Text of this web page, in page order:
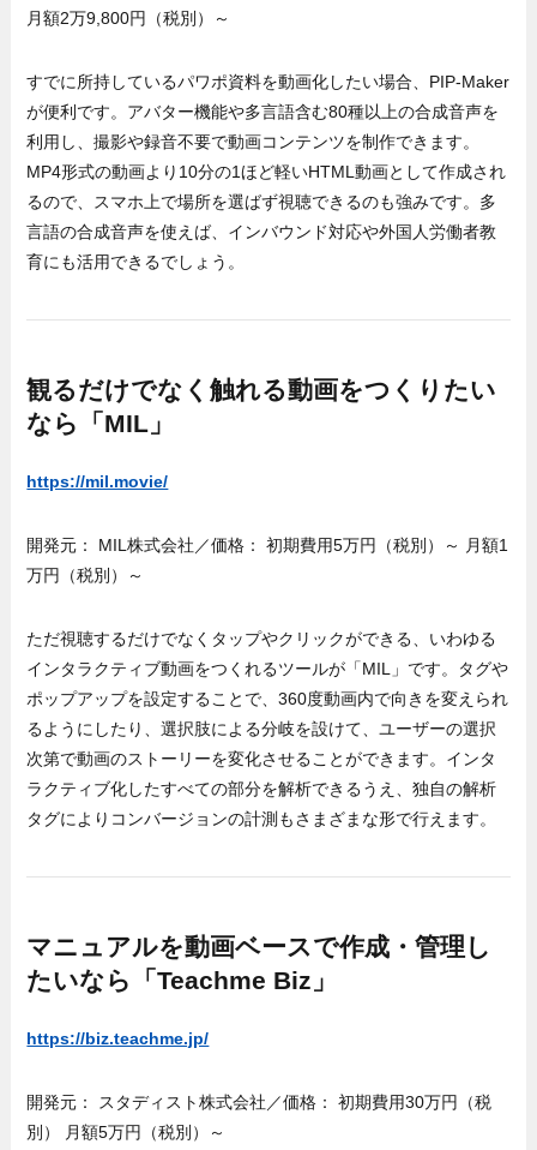
月額2万9,800円（税別）～
すでに所持しているパワポ資料を動画化したい場合、PIP-Maker
が便利です。アバター機能や多言語含む80種以上の合成音声を
利用し、撮影や録音不要で動画コンテンツを制作できます。
MP4形式の動画より10分の1ほど軽いHTML動画として作成され
るので、スマホ上で場所を選ばず視聴できるのも強みです。多
言語の合成音声を使えば、インバウンド対応や外国人労働者教
育にも活用できるでしょう。
観るだけでなく触れる動画をつくりたい
なら「MIL」
https://mil.movie/
開発元： MIL株式会社／価格： 初期費用5万円（税別）～ 月額1
万円（税別）～
ただ視聴するだけでなくタップやクリックができる、いわゆる
インタラクティブ動画をつくれるツールが「MIL」です。タグや
ポップアップを設定することで、360度動画内で向きを変えられ
るようにしたり、選択肢による分岐を設けて、ユーザーの選択
次第で動画のストーリーを変化させることができます。インタ
ラクティブ化したすべての部分を解析できるうえ、独自の解析
タグによりコンバージョンの計測もさまざまな形で行えます。
マニュアルを動画ベースで作成・管理し
たいなら「Teachme Biz」
https://biz.teachme.jp/
開発元： スタディスト株式会社／価格： 初期費用30万円（税
別） 月額5万円（税別）～